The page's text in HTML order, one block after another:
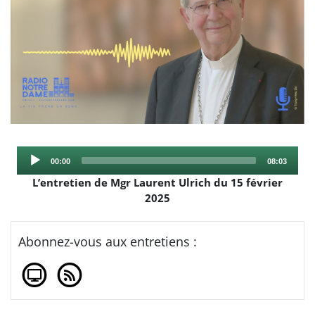
Player
Current
00:00
Total
08:03
L’entretien de Mgr Laurent Ulrich du 15 février
2025
Abonnez-vous aux entretiens :